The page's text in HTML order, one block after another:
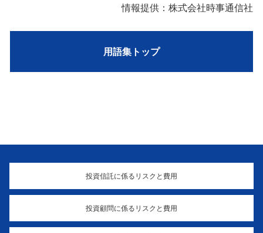
情報提供：株式会社時事通信社
用語集トップ
投資信託に係るリスクと費用
投資顧問に係るリスクと費用